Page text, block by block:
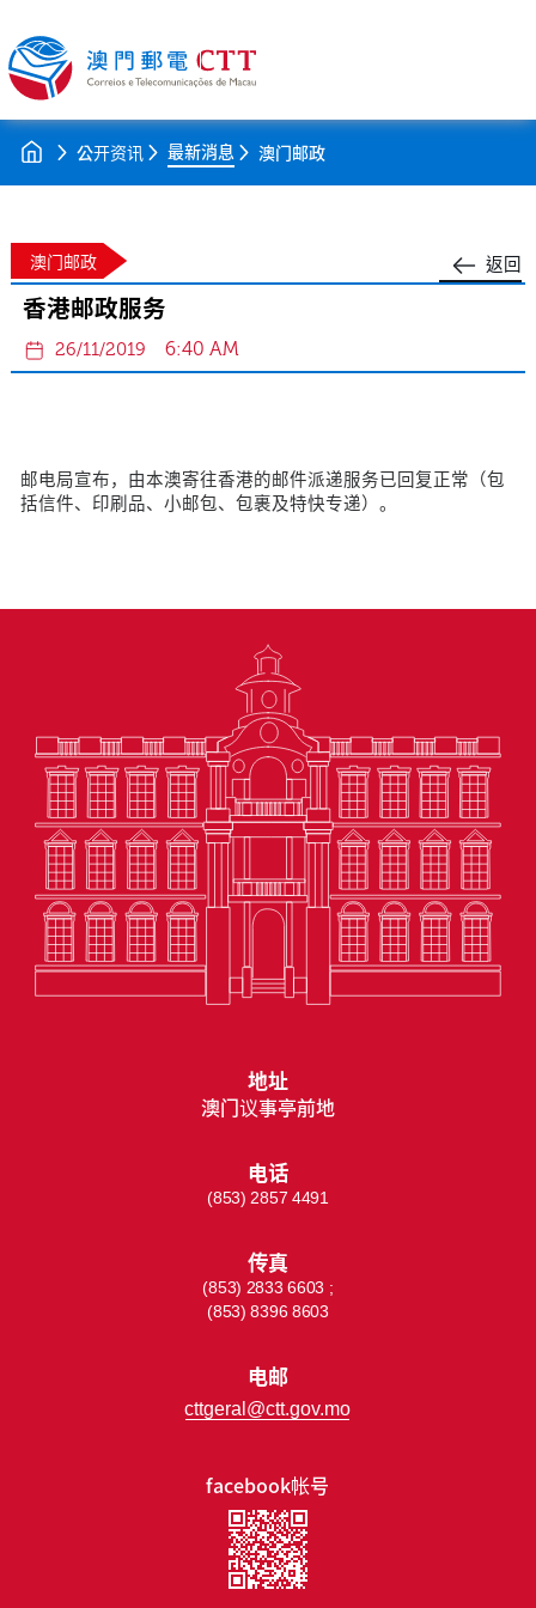
公开资讯 最新消息 澳门邮政
返回
澳门邮政
香港邮政服务
26/11/2019 6:40 AM
邮电局宣布，由本澳寄往香港的邮件派递服务已回复正常（包
括信件、印刷品、小邮包、包裹及特快专递）。
facebook帐号
地址
澳门议事亭前地
电话
(853) 2857 4491
传真
(853) 2833 6603 ;
(853) 8396 8603
电邮
cttgeral@ctt.gov.mo